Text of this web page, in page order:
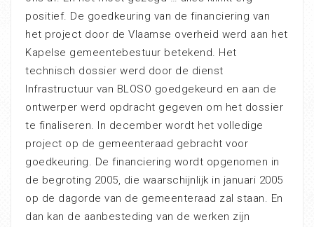
positief. De goedkeuring van de financiering van
het project door de Vlaamse overheid werd aan het
Kapelse gemeentebestuur betekend. Het
technisch dossier werd door de dienst
Infrastructuur van BLOSO goedgekeurd en aan de
ontwerper werd opdracht gegeven om het dossier
te finaliseren. In december wordt het volledige
project op de gemeenteraad gebracht voor
goedkeuring. De financiering wordt opgenomen in
de begroting 2005, die waarschijnlijk in januari 2005
op de dagorde van de gemeenteraad zal staan. En
dan kan de aanbesteding van de werken zijn